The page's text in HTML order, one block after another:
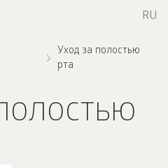
RU
Уход за полостью
рта